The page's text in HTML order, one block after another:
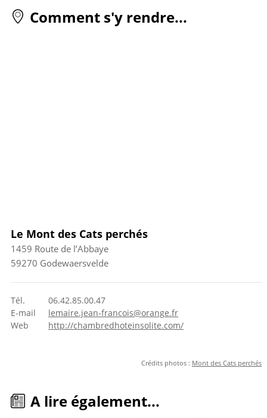
Comment s'y rendre...
Le Mont des Cats perchés
1459 Route de l’Abbaye
59270 Godewaersvelde
Tél.
06.42.85.00.47
E-mail
lemaire.jean-francois@orange.fr
Web
http://chambredhoteinsolite.com/
Crédits photos : Mont des Cats perchés
A lire également...